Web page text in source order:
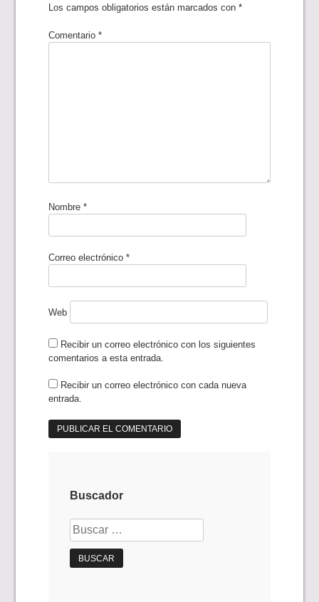
Los campos obligatorios están marcados con*
Comentario*
Nombre*
Correo electrónico*
Web
Recibir un correo electrónico con los siguientes
comentarios a esta entrada.
Recibir un correo electrónico con cada nueva
entrada.
Buscador
Buscar: